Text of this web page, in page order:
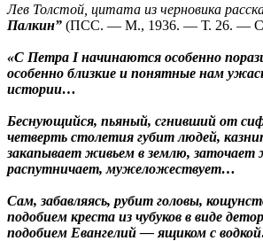
Лев Толстой, цитата из черновика
Палкин” (ПСС. — М., 1936. — Т. 26. —
«С Петра І начинаются особенно
особенно близкие и понятные нам
иcтории…
Беснующийся, пьяный, сгнивший от
четверть столетия губит людей,
закапывает живьем в землю, заточает
распутничает, мужеложествует…
Сам, забавляясь, рубит головы,
подобием креста из чубуков в виде
подобием Евангелий — ящиком с